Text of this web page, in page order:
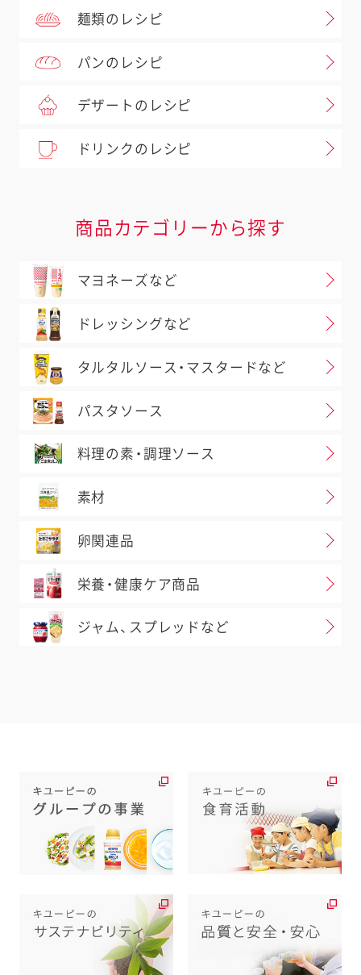
麺類のレシピ
パンのレシピ
デザートのレシピ
ドリンクのレシピ
商品カテゴリーから探す
マヨネーズなど
ドレッシングなど
タルタルソース・マスタードなど
パスタソース
料理の素・調理ソース
素材
卵関連品
栄養・健康ケア商品
ジャム、スプレッドなど